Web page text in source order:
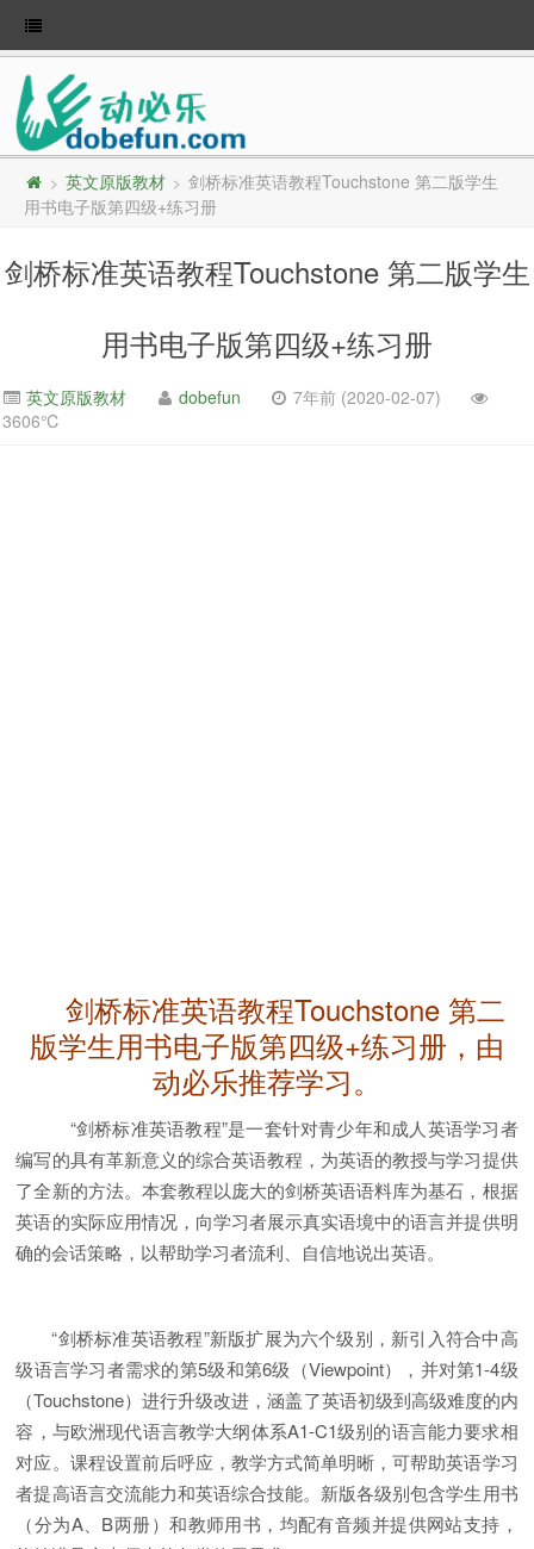
> 英文原版教材 > 剑桥标准英语教程Touchstone 第二版学生
用书电子版第四级+练习册
剑桥标准英语教程Touchstone 第二版学生
用书电子版第四级+练习册
英文原版教材 dobefun
7年前 (2020-02-07)
3606℃
剑桥标准英语教程Touchstone 第二
版学生用书电子版第四级+练习册，由
动必乐推荐学习。
“剑桥标准英语教程”是一套针对青少年和成人英语学习者
编写的具有革新意义的综合英语教程，为英语的教授与学习提供
了全新的方法。本套教程以庞大的剑桥英语语料库为基石，根据
英语的实际应用情况，向学习者展示真实语境中的语言并提供明
确的会话策略，以帮助学习者流利、自信地说出英语。
“剑桥标准英语教程”新版扩展为六个级别，新引入符合中高
级语言学习者需求的第5级和第6级（Viewpoint），并对第1-4级
（Touchstone）进行升级改进，涵盖了英语初级到高级难度的内
容，与欧洲现代语言教学大纲体系A1-C1级别的语言能力要求相
对应。课程设置前后呼应，教学方式简单明晰，可帮助英语学习
者提高语言交流能力和英语综合技能。新版各级别包含学生用书
（分为A、B两册）和教师用书，均配有音频并提供网站支持，